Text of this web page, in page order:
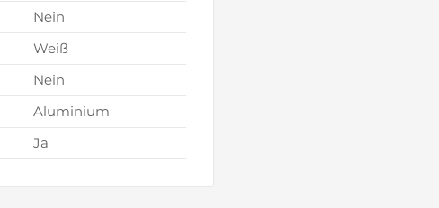
Nein
Weiß
Nein
Aluminium
Ja